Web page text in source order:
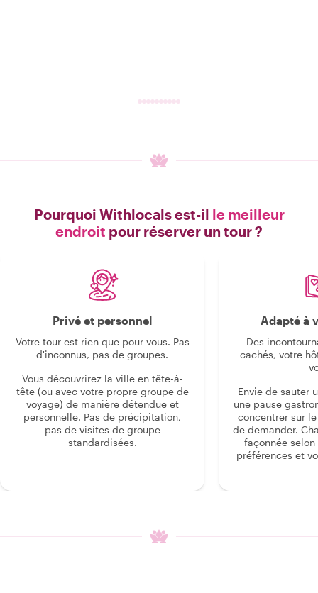
Pourquoi Withlocals est-il le meilleur
endroit pour réserver un tour ?
Privé et personnel
Votre tour est rien que pour vous. Pas
d'inconnus, pas de groupes.
Vous découvrirez la ville en tête-à-
tête (ou avec votre propre groupe de
voyage) de manière détendue et
personnelle. Pas de précipitation,
pas de visites de groupe
standardisées.
Adapté à
Des
cachés, votre
Envie de sauter
une pause
concentrer sur
de demander.
façonnée
préférences et